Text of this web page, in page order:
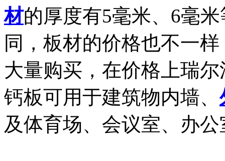
材的厚度有5毫米、6毫
同，板材的价格也不一
大量购买，在价格上瑞
钙板可用于建筑物内墙、
及体育场、会议室、办